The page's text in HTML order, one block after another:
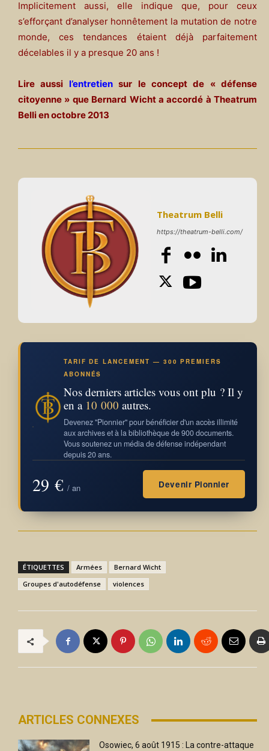
Implicitement aussi, elle indique que, pour ceux
s’efforçant d’analyser honnêtement la mutation de notre
monde, ces tendances étaient déjà parfaitement
décelables il y a presque 20 ans !
Lire aussi l’entretien sur le concept de « défense
citoyenne » que Bernard Wicht a accordé à Theatrum
Belli en octobre 2013
Theatrum Belli
https://theatrum-belli.com/
TARIF DE LANCEMENT — 300 PREMIERS
ABONNÉS
Nos derniers articles vous ont plu ? Il y
en a 10 000 autres.
Devenez "Pionnier" pour bénéficier d'un accès illimité
aux archives et à la bibliothèque de 900 documents.
Vous soutenez un média de défense indépendant
depuis 20 ans.
29 € / an Devenir Pionnier
ÉTIQUETTES Armées
Bernard Wicht
Groupes d'autodéfense
violences
ARTICLES CONNEXES
Osowiec, 6 août 1915 : La contre-attaque